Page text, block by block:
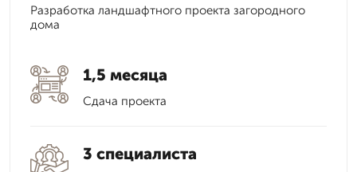
Разработка ландшафтного проекта загородного
дома
1,5 месяца
Сдача проекта
3 специалиста